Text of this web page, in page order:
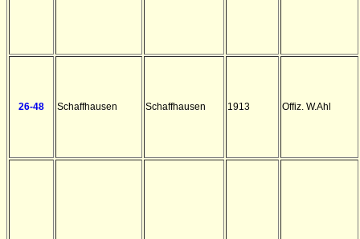
26-48 Schaffhausen Schaffhausen 1913 Offiz. W.Ahl